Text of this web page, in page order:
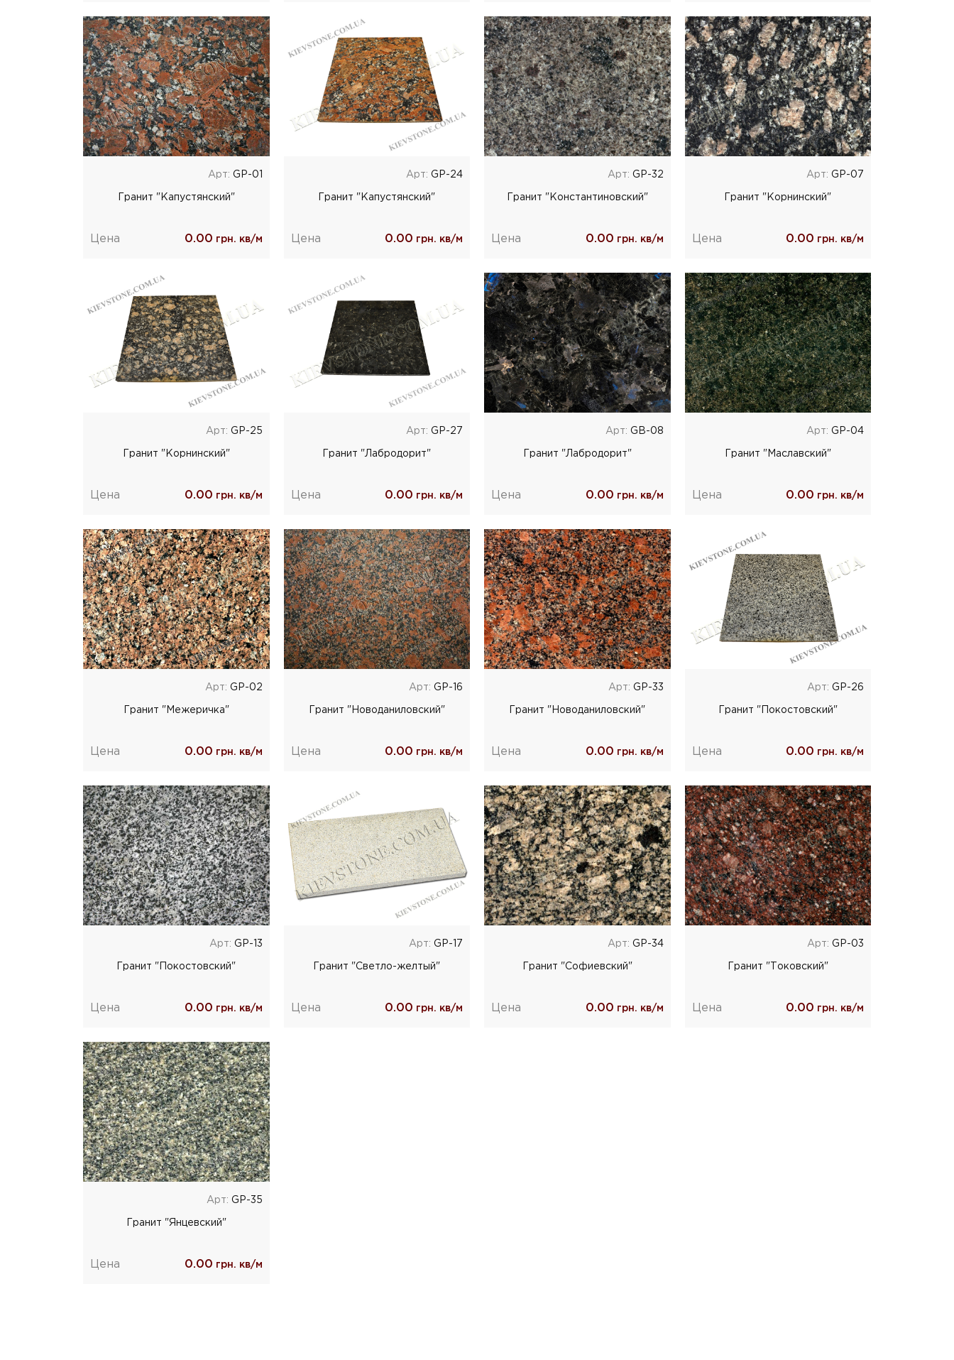
Арт: GP-01
Гранит "Капустянский"
Цена 0.00 грн. кв/м
Арт: GP-24
Гранит "Капустянский"
Цена 0.00 грн. кв/м
Арт: GP-32
Гранит "Константиновский"
Цена 0.00 грн. кв/м
Арт: GP-07
Гранит "Корнинский"
Цена 0.00 грн. кв/м
Арт: GP-25
Гранит "Корнинский"
Цена 0.00 грн. кв/м
Арт: GP-27
Гранит "Лабродорит"
Цена 0.00 грн. кв/м
Арт: GB-08
Гранит "Лабродорит"
Цена 0.00 грн. кв/м
Арт: GP-04
Гранит "Маславский"
Цена 0.00 грн. кв/м
Арт: GP-02
Гранит "Межеричка"
Цена 0.00 грн. кв/м
Арт: GP-16
Гранит "Новоданиловский"
Цена 0.00 грн. кв/м
Арт: GP-33
Гранит "Новоданиловский"
Цена 0.00 грн. кв/м
Арт: GP-26
Гранит "Покостовский"
Цена 0.00 грн. кв/м
Арт: GP-13
Гранит "Покостовский"
Цена 0.00 грн. кв/м
Арт: GP-17
Гранит "Светло-желтый"
Цена 0.00 грн. кв/м
Арт: GP-34
Гранит "Софиевский"
Цена 0.00 грн. кв/м
Арт: GP-03
Гранит "Токовский"
Цена 0.00 грн. кв/м
Арт: GP-35
Гранит "Янцевский"
Цена 0.00 грн. кв/м